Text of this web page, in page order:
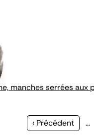
manches serrées aux
Page
‹ Précédent …